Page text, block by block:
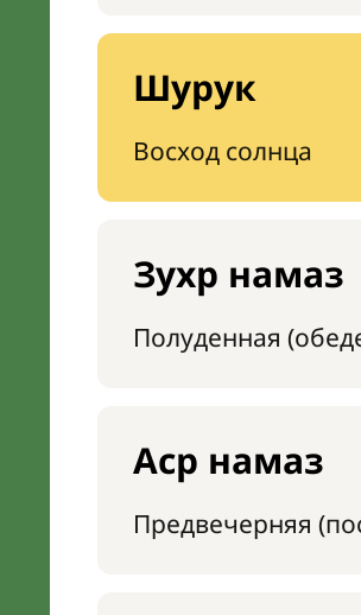
Шурук
Восход солнца
Зухр намаз
Полуденная
Аср намаз
Предвечерняя